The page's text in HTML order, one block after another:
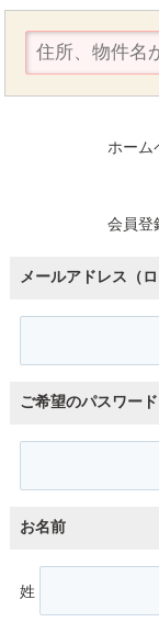
ホーム
会員登
メールアドレス（ロ
ご希望のパスワード
お名前
姓